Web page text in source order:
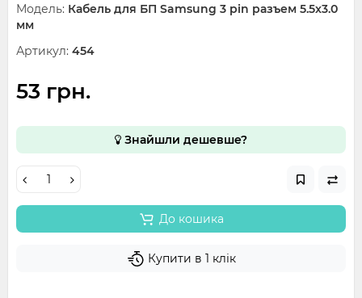
Модель: Кабель для БП Samsung 3 pin разъем 5.5x3.0
мм
Артикул: 454
53 грн.
Знайшли дешевше?
До кошика
Купити в 1 клік